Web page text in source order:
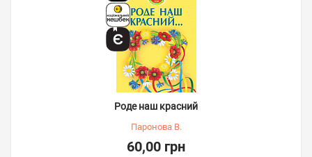
Роде наш красний
Паронова В.
60,00 грн